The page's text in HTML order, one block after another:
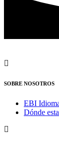
SOBRE NOSOTROS
EBI
Dónde